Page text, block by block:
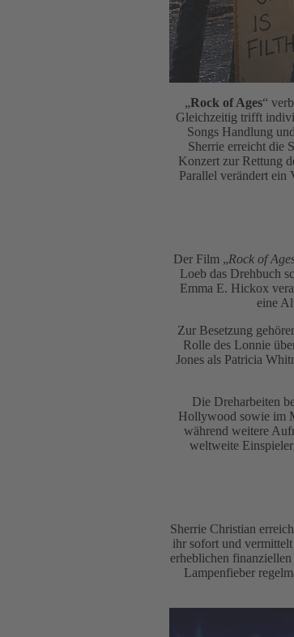
„Rock of Ages“
Gleichzeitig trifft
Songs Handlung
Sherrie erreicht die
Konzert zur Rettung
Parallel verändert ein
Der Film „Rock of
Loeb das Drehbuch
Emma E. Hickox
eine
Zur Besetzung
Rolle des Lonnie
Jones als Patricia
Die Dreharbeiten
Hollywood sowie im
während weitere
weltweite
Sherrie Christian
ihr sofort und
erheblichen
Lampenfieber